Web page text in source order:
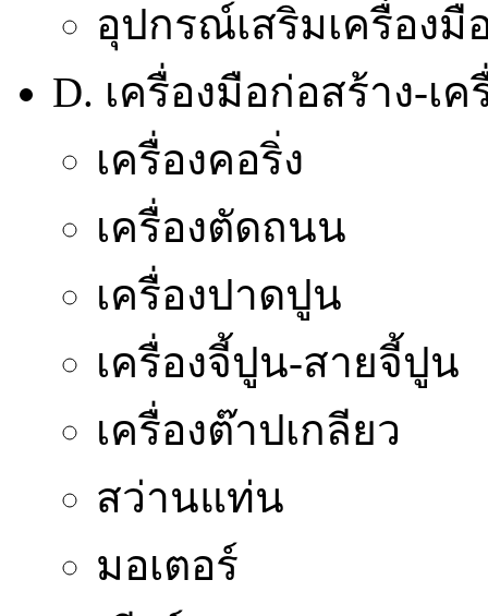
อุปกรณ์เสริมเครื่องมื
D. เครื่องมือก่อสร้าง-เ
เครื่องคอริ่ง
เครื่องตัดถนน
เครื่องปาดปูน
เครื่องจี้ปูน-สายจี้ปูน
เครื่องต๊าปเกลียว
สว่านแท่น
มอเตอร์